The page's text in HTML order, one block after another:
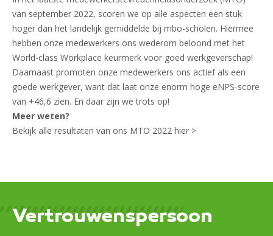
van september 2022, scoren we op alle aspecten een stuk
hoger dan het landelijk gemiddelde bij mbo-scholen. Hiermee
hebben onze medewerkers ons wederom beloond met het
World-class Workplace keurmerk voor goed werkgeverschap!
Daarnaast promoten onze medewerkers ons actief als een
goede werkgever, want dat laat onze enorm hoge eNPS-score
van +46,6 zien. En daar zijn we trots op!
Meer weten?
Bekijk alle resultaten van ons MTO 2022 hier >
Vertrouwenspersoon